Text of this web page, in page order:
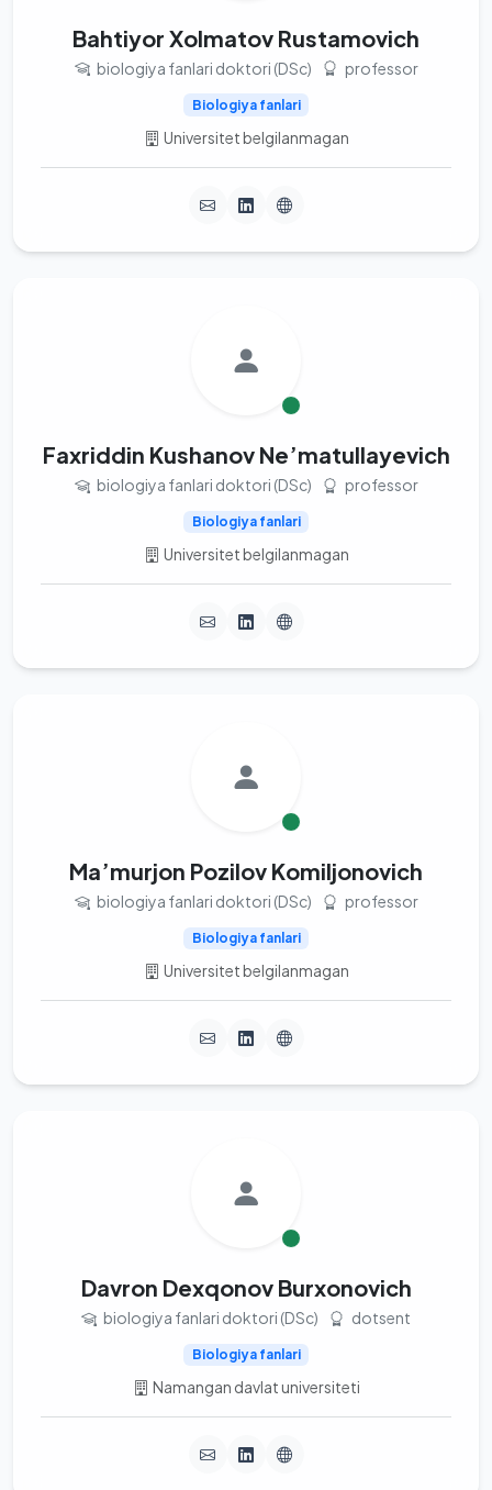
Bahtiyor Xolmatov Rustamovich
biologiya fanlari doktori (DSc) professor
Biologiya fanlari
Universitet belgilanmagan
Faxriddin Kushanov Ne’matullayevich
biologiya fanlari doktori (DSc) professor
Biologiya fanlari
Universitet belgilanmagan
Ma’murjon Pozilov Komiljonovich
biologiya fanlari doktori (DSc) professor
Biologiya fanlari
Universitet belgilanmagan
Davron Dexqonov Burxonovich
biologiya fanlari doktori (DSc) dotsent
Biologiya fanlari
Namangan davlat universiteti